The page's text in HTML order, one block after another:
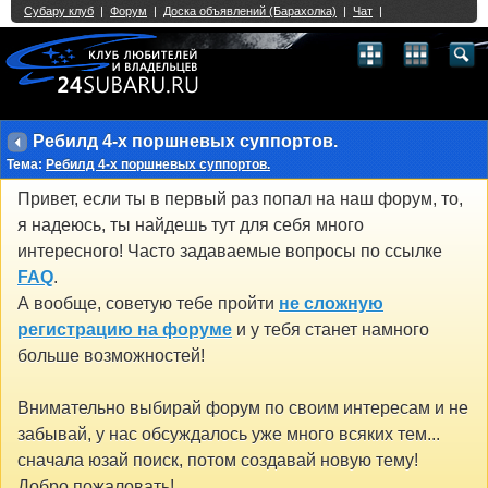
Ребилд 4-х поршневых суппортов.
Тема: Ребилд 4-х поршневых суппортов.
Привет, если ты в первый раз попал на наш форум, то,
я надеюсь, ты найдешь тут для себя много
интересного! Часто задаваемые вопросы по ссылке
FAQ.
А вообще, советую тебе пройти не сложную
регистрацию на форуме и у тебя станет намного
больше возможностей!
Внимательно выбирай форум по своим интересам и не
забывай, у нас обсуждалось уже много всяких тем...
сначала юзай поиск, потом создавай новую тему!
Single Sign On provided byvBSSO
2 3 4 5 6 7 8 9 10 11 12 13 14 15 16 17 18 21 22 23 24 25 26
27 28 29 30 31 32 33 40 41 42 43